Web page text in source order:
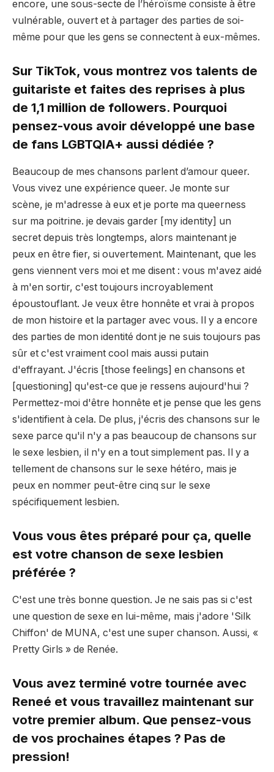
encore, une sous-secte de l’héroïsme consiste à être
vulnérable, ouvert et à partager des parties de soi-
même pour que les gens se connectent à eux-mêmes.
Sur TikTok, vous montrez vos talents de
guitariste et faites des reprises à plus
de 1,1 million de followers. Pourquoi
pensez-vous avoir développé une base
de fans LGBTQIA+ aussi dédiée ?
Beaucoup de mes chansons parlent d’amour queer.
Vous vivez une expérience queer. Je monte sur
scène, je m'adresse à eux et je porte ma queerness
sur ma poitrine. je devais garder [my identity] un
secret depuis très longtemps, alors maintenant je
peux en être fier, si ouvertement. Maintenant, que les
gens viennent vers moi et me disent : vous m'avez aidé
à m'en sortir, c'est toujours incroyablement
époustouflant. Je veux être honnête et vrai à propos
de mon histoire et la partager avec vous. Il y a encore
des parties de mon identité dont je ne suis toujours pas
sûr et c'est vraiment cool mais aussi putain
d'effrayant. J'écris [those feelings] en chansons et
[questioning] qu'est-ce que je ressens aujourd'hui ?
Permettez-moi d'être honnête et je pense que les gens
s'identifient à cela. De plus, j'écris des chansons sur le
sexe parce qu'il n'y a pas beaucoup de chansons sur
le sexe lesbien, il n'y en a tout simplement pas. Il y a
tellement de chansons sur le sexe hétéro, mais je
peux en nommer peut-être cinq sur le sexe
spécifiquement lesbien.
Vous vous êtes préparé pour ça, quelle
est votre chanson de sexe lesbien
préférée ?
C'est une très bonne question. Je ne sais pas si c'est
une question de sexe en lui-même, mais j'adore 'Silk
Chiffon' de MUNA, c'est une super chanson. Aussi, «
Pretty Girls » de Renée.
Vous avez terminé votre tournée avec
Reneé et vous travaillez maintenant sur
votre premier album. Que pensez-vous
de vos prochaines étapes ? Pas de
pression!